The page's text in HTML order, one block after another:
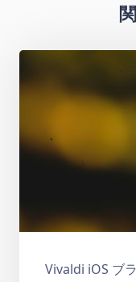
Vivaldi iOS ブ